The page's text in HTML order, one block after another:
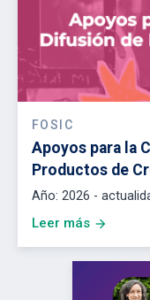
FOSIC
Apoyos para la
Productos de
Año: 2026 -
Leer más arrow_forward